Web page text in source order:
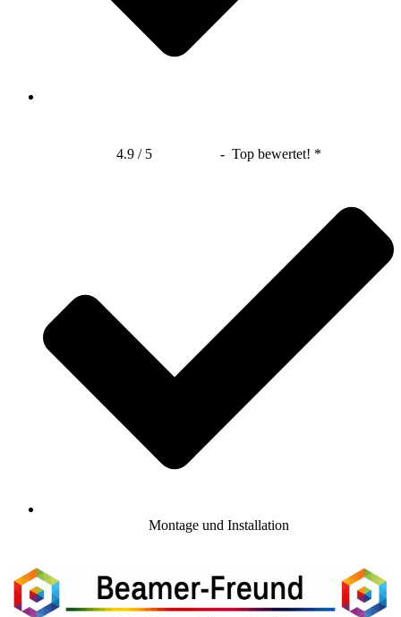
4.9 / 5 - Top bewertet! *
Montage und Installation